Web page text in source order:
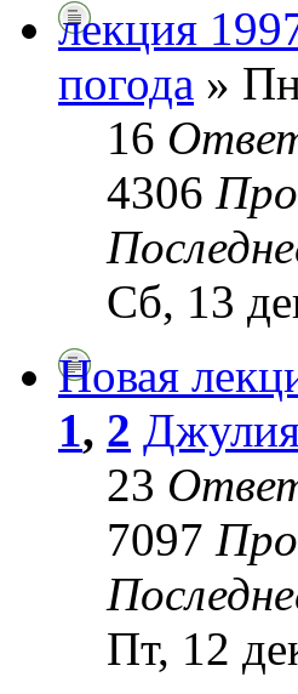
лекция
погода »
16
4306
Сб, 13
Новая
1, 2
23
7097
Пт, 12